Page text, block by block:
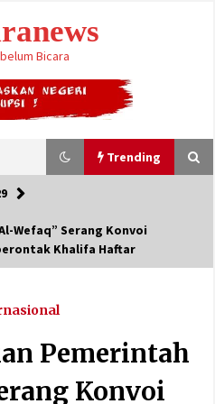
Bicara
Trending
Kamp Militer Pemerintah
: Pemimpim Arab Saudi,
Turki Bertemu di Jeddah
Wefaq” Serang Konvoi
Khalifa Haftar
Pemerintah
Konvoi